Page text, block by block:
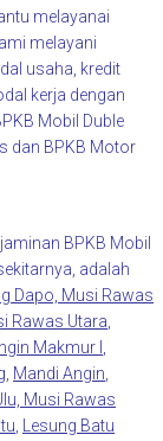
melayanai
melayani
usaha, kredit
kerja dengan
Mobil Duble
dan BPKB Motor
BPKB Mobil
adalah
Dapo, Musi Rawas
Rawas Utara
Makmur I
Mandi Angin
Musi Rawas
Lesung Batu